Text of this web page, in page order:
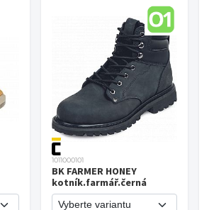
1011000101
BK FARMER HONEY
kotník.farmář.černá